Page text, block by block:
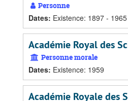
Personne
Dates: Existence: 1897 - 1965
Académie Royal des
Personne morale
Dates: Existence: 1959
Académie Royale des